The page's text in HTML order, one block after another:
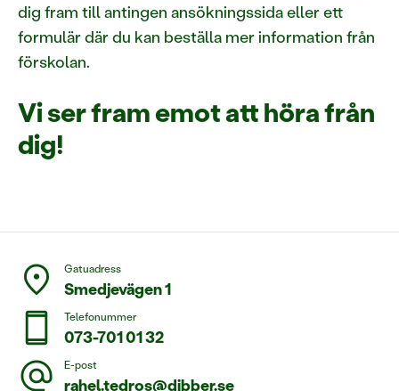
dig fram till antingen ansökningssida eller ett
formulär där du kan beställa mer information från
förskolan.
Vi ser fram emot att höra från
dig!
location_on Gatuadress
Smedjevägen 1
smartphone Telefonummer
073-701 01 32
alternate_email E-post
rahel.tedros@dibber.se